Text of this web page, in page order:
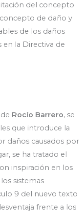
del concepto
de daño y
de los daños
en la Directiva de
Rocío Barrero, se
que introduce la
daños causados por
se ha tratado el
inspiración en los
sistemas
9 del nuevo texto
frente a los